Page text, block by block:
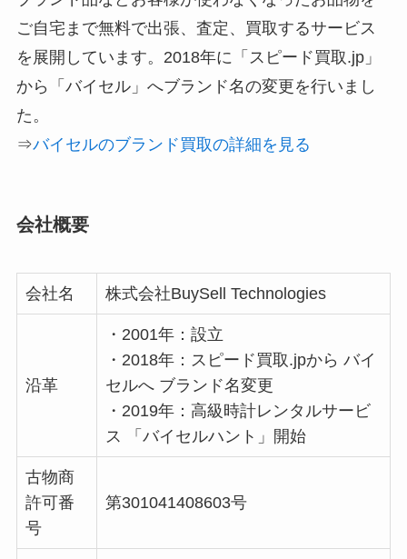
ご自宅まで無料で出張、査定、買取するサービス
を展開しています。2018年に「スピード買取.jp」
から「バイセル」へブランド名の変更を行いまし
た。
⇒バイセルのブランド買取の詳細を見る
会社概要
会社名 株式会社BuySell Technologies
沿革
・2001年：設立
・2018年：スピード買取.jpから バイ
セルへ ブランド名変更
・2019年：高級時計レンタルサービ
ス 「バイセルハント」開始
古物商
許可番
号
第301041408603号